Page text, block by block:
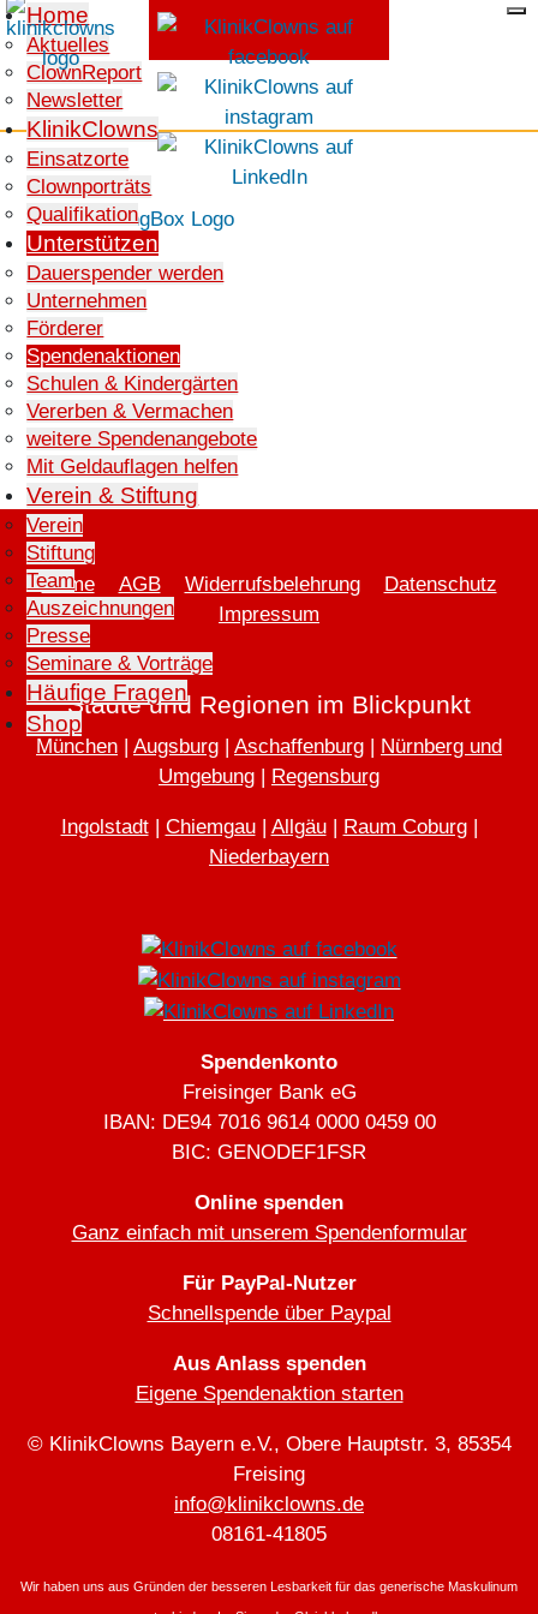
SPENDEN
Home
Aktuelles
ClownReport
Newsletter
KlinikClowns
Einsatzorte
Clownporträts
Qualifikation
Unterstützen
Dauerspender werden
Unternehmen
Förderer
Spendenaktionen
Schulen & Kindergärten
Vererben & Vermachen
weitere Spendenangebote
Mit Geldauflagen helfen
Verein & Stiftung
Verein
Stiftung
Team
Auszeichnungen
Presse
Seminare & Vorträge
Häufige Fragen
Shop
Home AGB Widerrufsbelehrung
Datenschutz
Impressum
Städte und Regionen im Blickpunkt
München | Augsburg | Aschaffenburg | Nürnberg und
Umgebung | Regensburg
Ingolstadt| Chiemgau| Allgäu| Raum Coburg|
Niederbayern
Spendenkonto
Freisinger Bank eG
IBAN: DE94 7016 9614 0000 0459 00
BIC: GENODEF1FSR
Online spenden
Ganz einfach mit unserem Spendenformular
Für PayPal-Nutzer
Schnellspende über Paypal
Aus Anlass spenden
Eigene Spendenaktion starten
© KlinikClowns Bayern e.V., Obere Hauptstr. 3, 85354
Freising
info@klinikclowns.de
08161-41805
Wir haben uns aus Gründen der besseren Lesbarkeit für das generische Maskulinum